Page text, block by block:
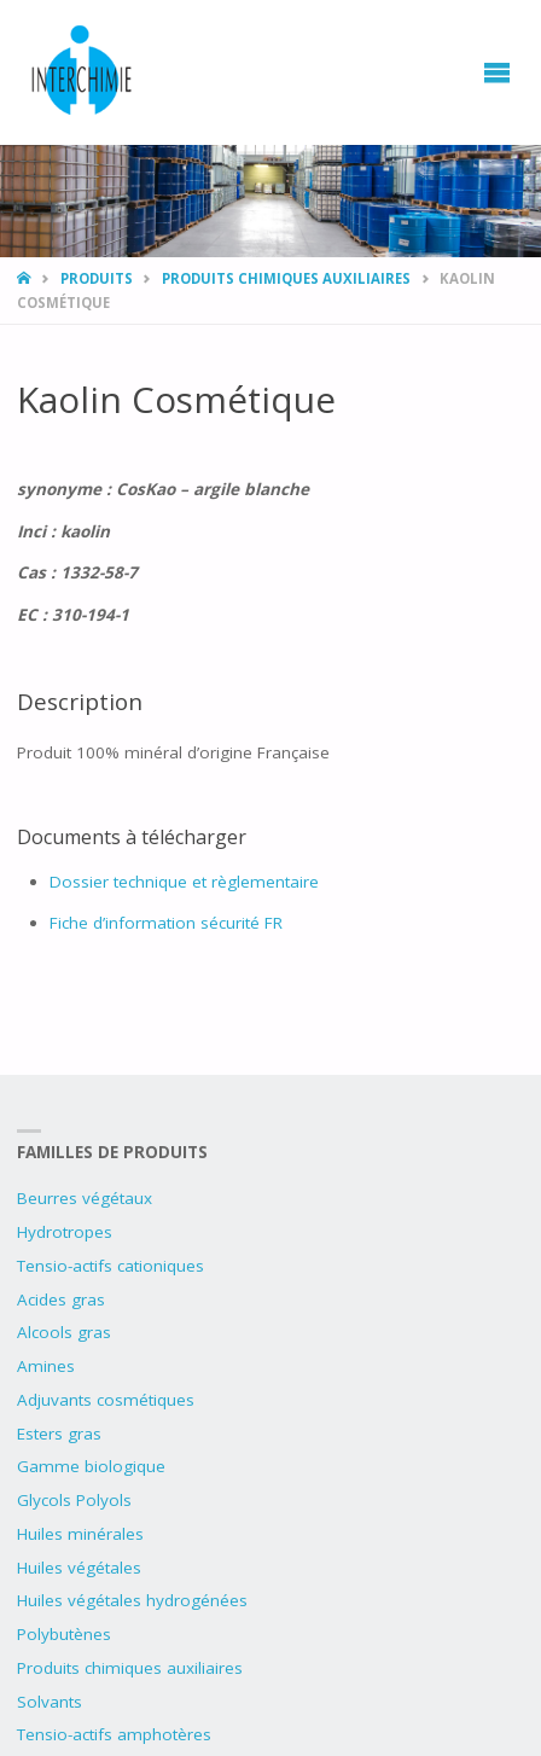
HOMEPRODUITS PRODUITS CHIMIQUES AUXILIAIRES
KAOLIN
COSMÉTIQUE
Kaolin Cosmétique
synonyme : CosKao – argile blanche
Inci : kaolin
Cas : 1332-58-7
EC : 310-194-1
Description
Produit 100% minéral d’origine Française
Documents à télécharger
Dossier technique et règlementaire
Fiche d’information sécurité FR
FAMILLES DE PRODUITS
Beurres végétaux
Hydrotropes
Tensio-actifs cationiques
Acides gras
Alcools gras
Amines
Adjuvants cosmétiques
Esters gras
Gamme biologique
Glycols Polyols
Huiles minérales
Huiles végétales
Huiles végétales hydrogénées
Polybutènes
Produits chimiques auxiliaires
Solvants
Tensio-actifs amphotères